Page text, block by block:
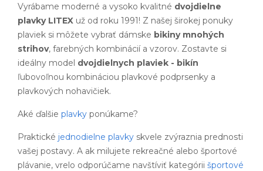
Vyrábame moderné a vysoko kvalitné dvojdielne
plavky LITEX už od roku 1991! Z našej širokej ponuky
plaviek si môžete vybrať dámske bikiny mnohých
strihov, farebných kombinácií a vzorov. Zostavte si
ideálny model dvojdielnych plaviek - bikín
ľubovoľnou kombináciou plavkové podprsenky a
plavkových nohavičiek.
Aké ďalšie plavky ponúkame?
Praktické jednodielne plavky skvele zvýraznia prednosti
vašej postavy. A ak milujete rekreačné alebo športové
plávanie, vrelo odporúčame navštíviť kategórii športové